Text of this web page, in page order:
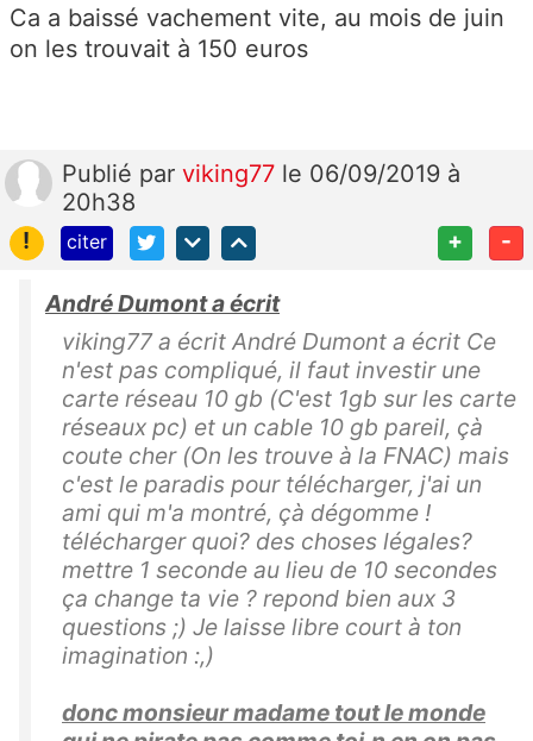
Ca a baissé vachement vite, au mois de juin
on les trouvait à 150 euros
Publié par viking77 le 06/09/2019 à
20h38
!
citer + -
André Dumont a écrit
viking77 a écrit André Dumont a écrit Ce
n'est pas compliqué, il faut investir une
carte réseau 10 gb (C'est 1gb sur les carte
réseaux pc) et un cable 10 gb pareil, çà
coute cher (On les trouve à la FNAC) mais
c'est le paradis pour télécharger, j'ai un
ami qui m'a montré, çà dégomme !
télécharger quoi? des choses légales?
mettre 1 seconde au lieu de 10 secondes
ça change ta vie ? repond bien aux 3
questions ;) Je laisse libre court à ton
imagination :,)
donc monsieur madame tout le monde